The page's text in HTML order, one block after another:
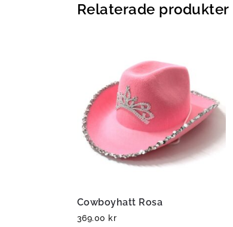
Relaterade produkter
Cowboyhatt Rosa
369.00 kr